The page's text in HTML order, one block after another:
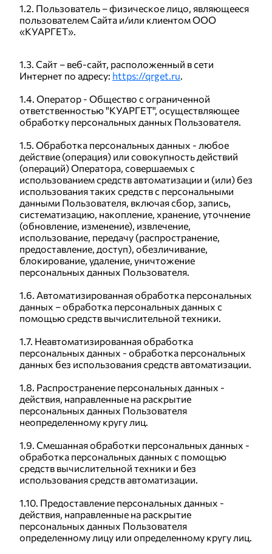
стоимостью 199руб
Д2 Страхование
Публичный договор-оферта "Финансовая защита ДЗ"
Публичный договор-оферта "Финансовая защита ВСК
ДЗ"
1.2. Пользователь – физическое лицо, являющееся
пользователем Сайта и/или клиентом ООО
«КУАРГЕТ».
1.3. Сайт – веб-сайт, расположенный в сети
Интернет по адресу: https://qrget.ru.
1.4. Оператор - Общество с ограниченной
ответственностью "КУАРГЕТ", осуществляющее
обработку персональных данных Пользователя.
1.5. Обработка персональных данных - любое
действие (операция) или совокупность действий
(операций) Оператора, совершаемых с
использованием средств автоматизации и (или) без
использования таких средств с персональными
данными Пользователя, включая сбор, запись,
систематизацию, накопление, хранение, уточнение
(обновление, изменение), извлечение,
использование, передачу (распространение,
предоставление, доступ), обезличивание,
блокирование, удаление, уничтожение
персональных данных Пользователя.
1.6. Автоматизированная обработка персональных
данных – обработка персональных данных с
помощью средств вычислительной техники.
1.7. Неавтоматизированная обработка
персональных данных - обработка персональных
данных без использования средств автоматизации.
1.8. Распространение персональных данных -
действия, направленные на раскрытие
персональных данных Пользователя
неопределенному кругу лиц.
1.9. Смешанная обработки персональных данных -
обработка персональных данных с помощью
средств вычислительной техники и без
использования средств автоматизации.
1.10. Предоставление персональных данных -
действия, направленные на раскрытие
персональных данных Пользователя
определенному лицу или определенному кругу лиц.